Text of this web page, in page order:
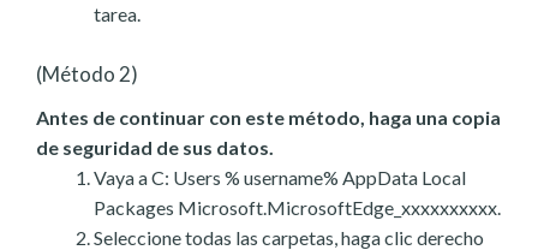
tarea.
(Método 2)
Antes de continuar con este método, haga una copia
de seguridad de sus datos.
Vaya a C: Users % username% AppData Local
Packages Microsoft.MicrosoftEdge_xxxxxxxxxx.
Seleccione todas las carpetas, haga clic derecho